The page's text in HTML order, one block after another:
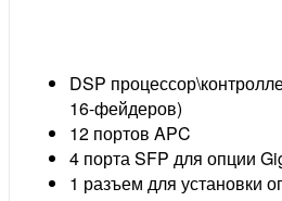
DSP
16-фейдеров)
12 портов APC
4 порта SFP для опции
1 разъем для установки